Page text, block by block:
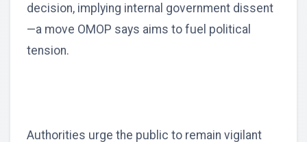
decision, implying internal government dissent
—a move OMOP says aims to fuel political
tension.
Authorities urge the public to remain vigilant